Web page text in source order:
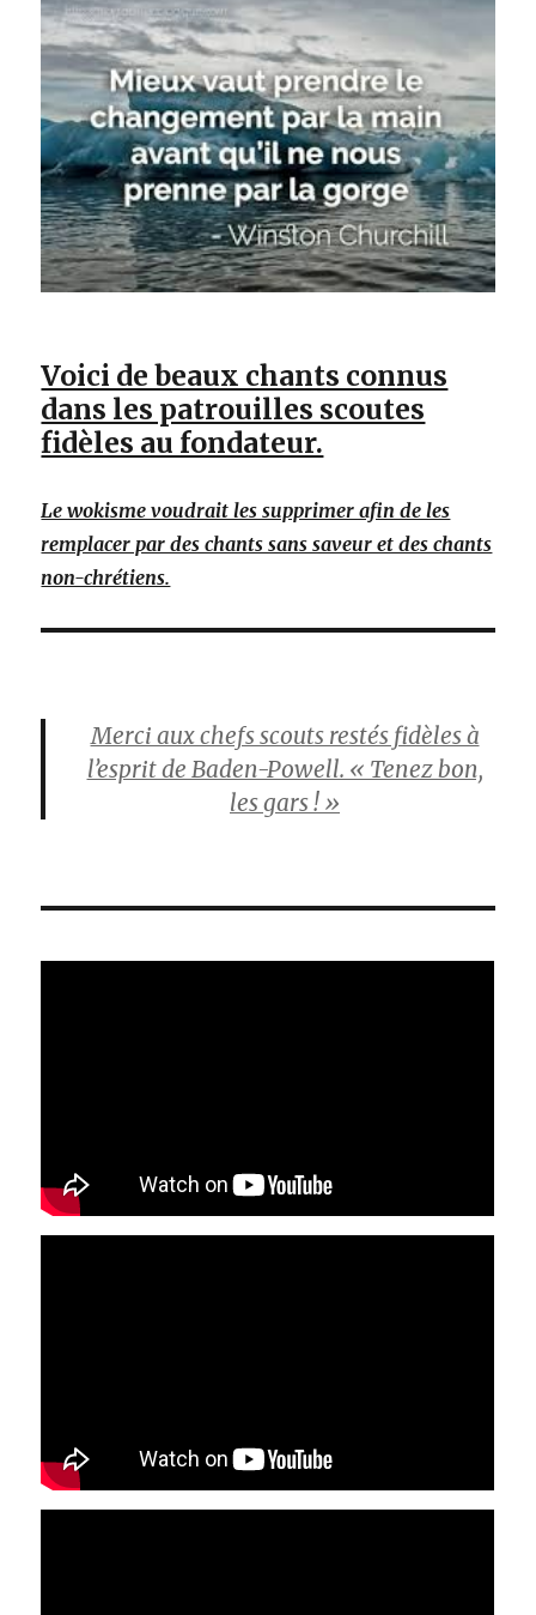
Voici de beaux chants connus
dans les patrouilles scoutes
fidèles au fondateur.
Le wokisme voudrait les supprimer afin de les
remplacer par des chants sans saveur et des chants
non-chrétiens.
Merci aux chefs scouts restés fidèles à
l’esprit de Baden-Powell. « Tenez bon,
les gars ! »